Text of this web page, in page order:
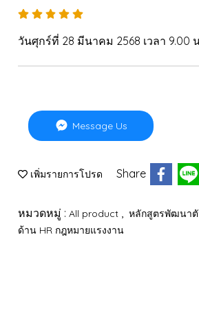
วันศุกร์ที่ 28 มีนาคม 2568 เวลา 9.00
Message Us
เพิ่มรายการโปรด Share
หมวดหมู่ : All product หลักสูตรพัฒนาตั
ด้าน HR กฎหมายแรงงาน